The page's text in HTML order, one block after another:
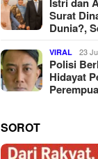
Surat
Dunia?,
VIRAL 23
Polisi
Hidayat
SOROT